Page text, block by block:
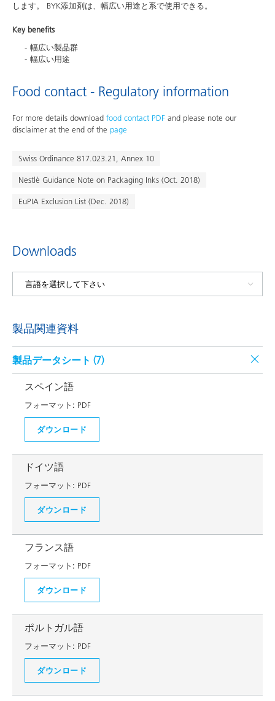
します。 BYK添加剤は、幅広い用途と系で使用できる。
Key benefits
幅広い製品群
幅広い用途
Food contact - Regulatory information
For more details download food contact PDF and please note our
disclaimer at the end of the page
Swiss Ordinance 817.023.21, Annex 10
Nestlè Guidance Note on Packaging Inks (Oct. 2018)
EuPIA Exclusion List (Dec. 2018)
Downloads
製品関連資料
製品データシート (7)
スペイン語
フォーマット: PDF
ダウンロード
ドイツ語
フォーマット: PDF
ダウンロード
フランス語
フォーマット: PDF
ダウンロード
ポルトガル語
フォーマット: PDF
ダウンロード